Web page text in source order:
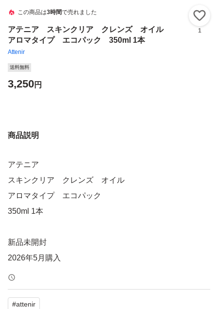
この商品は3時間で売れました
アテニア スキンクリア クレンズ オイル
アロマタイプ エコパック 350ml 1本
Attenir
1
送料無料
3,250円
商品説明
アテニア
スキンクリア クレンズ オイル
アロマタイプ エコパック
350ml 1本
新品未開封
2026年5月購入
#attenir